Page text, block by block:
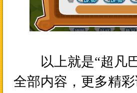
以上就是“超凡
全部内容，更多精